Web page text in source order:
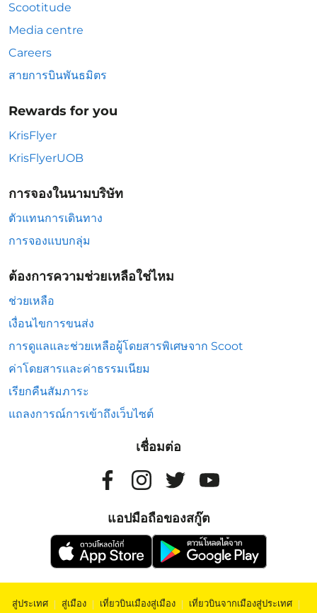
Scootitude
Media centre
Careers
สายการบินพันธมิตร
Rewards for you
KrisFlyer
KrisFlyerUOB
การจองในนามบริษัท
ตัวแทนการเดินทาง
การจองแบบกลุ่ม
ต้องการความช่วยเหลือใช่ไหม
ช่วยเหลือ
เงื่อนไขการขนส่ง
การดูแลและช่วยเหลือผู้โดยสารพิเศษจาก Scoot
ค่าโดยสารและค่าธรรมเนียม
เรียกคืนสัมภาระ
แถลงการณ์การเข้าถึงเว็บไซต์
เชื่อมต่อ
แอปมือถือของสกู๊ต
สู่ประเทศ | สู่เมือง | เที่ยวบินเมืองสู่เมือง | เที่ยวบินจากเมืองสู่ประเทศ |